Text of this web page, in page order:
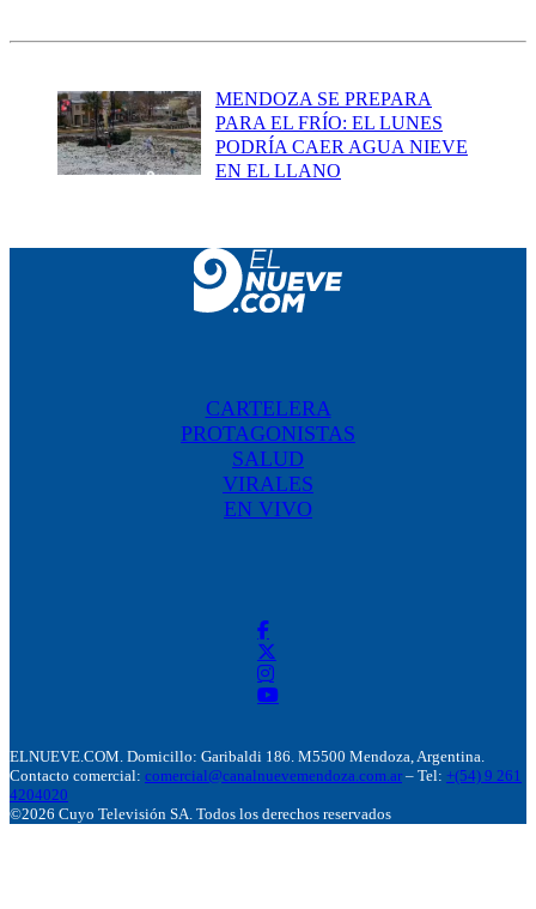
MENDOZA SE PREPARA
PARA EL FRÍO: EL LUNES
PODRÍA CAER AGUA NIEVE
EN EL LLANO
CARTELERA
PROTAGONISTAS
SALUD
VIRALES
EN VIVO
ELNUEVE.COM. Domicillo: Garibaldi 186. M5500 Mendoza, Argentina.
Contacto comercial: comercial@canalnuevemendoza.com.ar – Tel: +(54) 9 261
4204020
©2026 Cuyo Televisión SA. Todos los derechos reservados